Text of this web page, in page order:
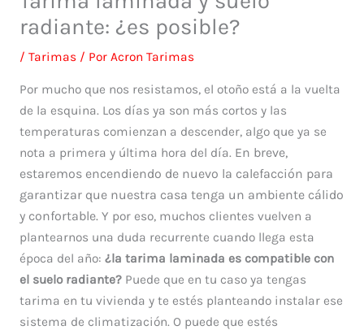
radiante: ¿es posible?
/ Tarimas/ Por Acron Tarimas
Por mucho que nos resistamos, el otoño está a la vuelta
de la esquina. Los días ya son más cortos y las
temperaturas comienzan a descender, algo que ya se
nota a primera y última hora del día. En breve,
estaremos encendiendo de nuevo la calefacción para
garantizar que nuestra casa tenga un ambiente cálido
y confortable. Y por eso, muchos clientes vuelven a
plantearnos una duda recurrente cuando llega esta
época del año: ¿la tarima laminada es compatible con
el suelo radiante?Puede que en tu caso ya tengas
tarima en tu vivienda y te estés planteando instalar ese
sistema de climatización. O puede que estés